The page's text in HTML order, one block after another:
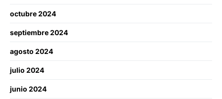
octubre 2024
septiembre 2024
agosto 2024
julio 2024
junio 2024